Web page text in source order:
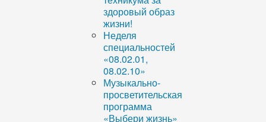
здоровый образ
жизни!
Неделя
специальностей
«08.02.01,
08.02.10»
Музыкально-
просветительская
программа
«Выбери жизнь»